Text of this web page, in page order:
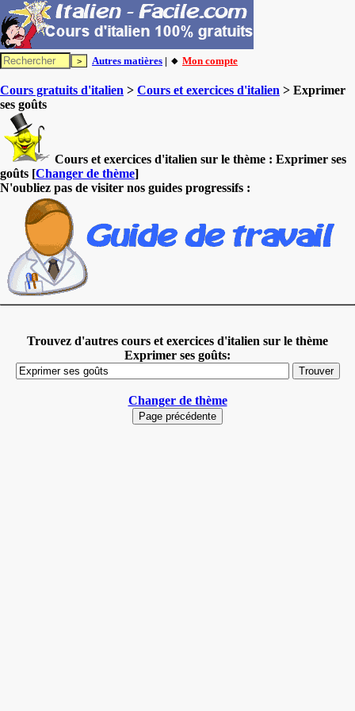
Autres matières | 🔸 Mon compte
Cours gratuits d'italien > Cours et exercices d'italien > Exprimer
ses goûts
Cours et exercices d'italien sur le thème : Exprimer ses
goûts [Changer de thème]
N'oubliez pas de visiter nos guides progressifs :
Trouvez d'autres cours et exercices d'italien sur le thème
Exprimer ses goûts:
Changer de thème